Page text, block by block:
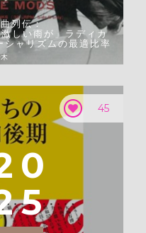
列伝：
しい雨が」ラディカ
シャリズムの最適比率
45
0
5